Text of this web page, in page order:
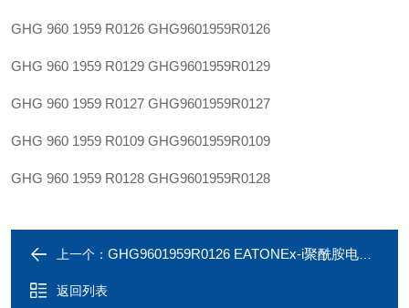
GHG 960 1959 R0126 GHG9601959R0126
GHG 960 1959 R0129 GHG9601959R0129
GHG 960 1959 R0127 GHG9601959R0127
GHG 960 1959 R0109 GHG9601959R0109
GHG 960 1959 R0128 GHG9601959R0128
上一个： GHG9601959R0126 EATONEx-i聚酰胺电缆戈兰GHG 960 1959 R0126
返回列表